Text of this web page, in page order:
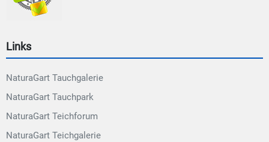
Links
NaturaGart Tauchgalerie
NaturaGart Tauchpark
NaturaGart Teichforum
NaturaGart Teichgalerie